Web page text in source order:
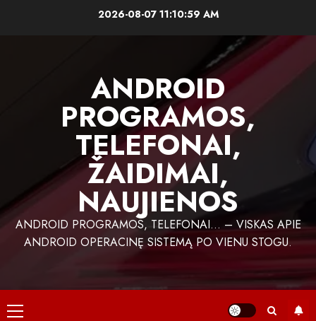
2026-08-07 11:10:59 AM
ANDROID
PROGRAMOS,
TELEFONAI,
ŽAIDIMAI,
NAUJIENOS
ANDROID PROGRAMOS, TELEFONAI… – VISKAS APIE
ANDROID OPERACINĘ SISTEMĄ PO VIENU STOGU.
Primary